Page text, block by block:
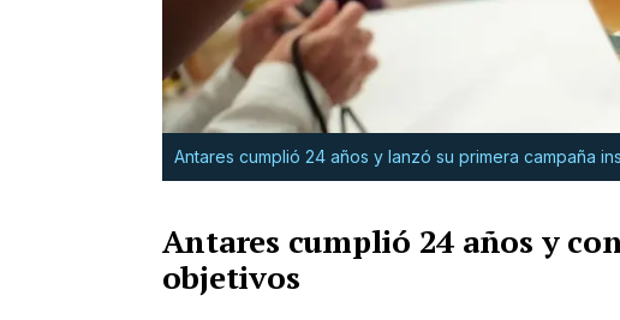
Antares cumplió 24 años y lanzó su primera campaña
Antares cumplió 24 años y
objetivos